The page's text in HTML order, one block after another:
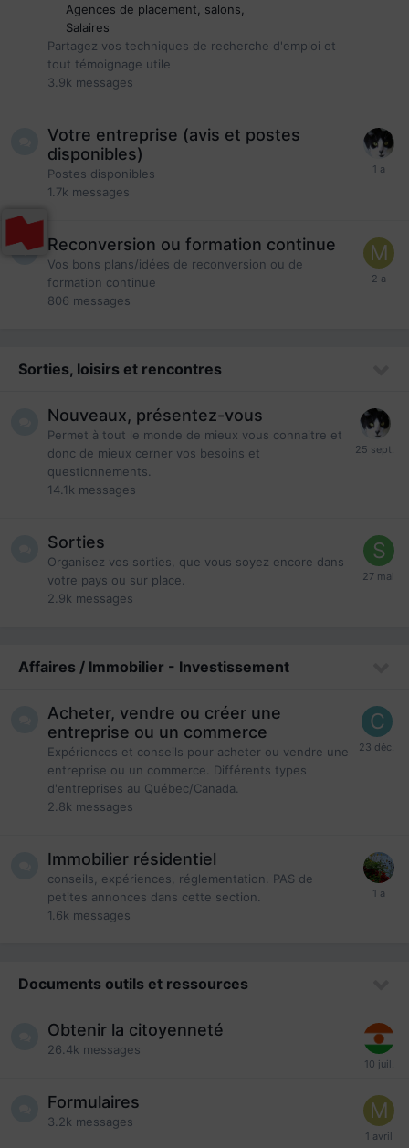
Agences de placement, salons
Salaires
Partagez vos techniques de recherche d'emploi et
tout témoignage utile
3.9k messages
Votre entreprise (avis et postes
disponibles)
Postes disponibles
1.7k messages
Reconversion ou formation continue
Vos bons plans/idées de reconversion ou de
formation continue
806 messages
Sorties, loisirs et rencontres
Nouveaux, présentez-vous
Permet à tout le monde de mieux vous connaitre et
donc de mieux cerner vos besoins et
questionnements.
14.1k messages
Sorties
Organisez vos sorties, que vous soyez encore dans
votre pays ou sur place.
2.9k messages
Affaires / Immobilier - Investissement
Acheter, vendre ou créer une
entreprise ou un commerce
Expériences et conseils pour acheter ou vendre une
entreprise ou un commerce. Différents types
d'entreprises au Québec/Canada.
2.8k messages
Immobilier résidentiel
conseils, expériences, réglementation. PAS de
petites annonces dans cette section.
1.6k messages
Documents outils et ressources
Obtenir la citoyenneté
26.4k messages
Formulaires
3.2k messages